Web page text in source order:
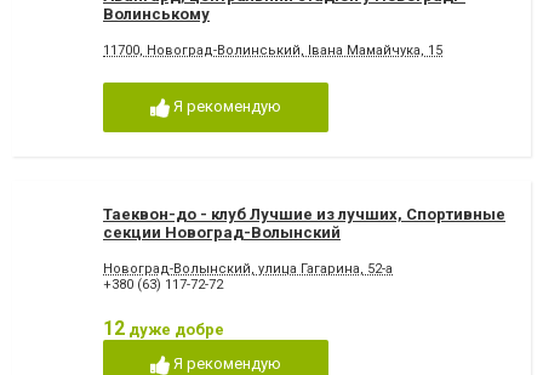
Волинському
11700, Новоград-Волинський, Івана Мамайчука, 15
Я рекомендую
Таеквон-до - клуб Лучшие из лучших, Спортивные
секции Новоград-Волынский
Новоград-Волынский, улица Гагарина, 52-а
+380 (63) 117-72-72
12 дуже добре
Я рекомендую